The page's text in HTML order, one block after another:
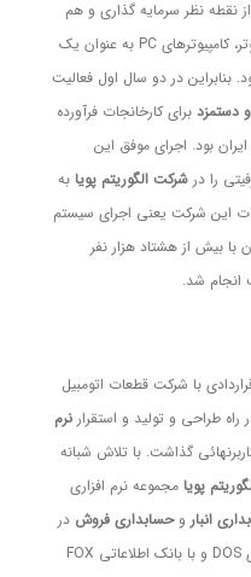
نقطه نظر سرمایه گذاری و هم
به جهت نبود نیروی انسانی آشنا به کامپیوتر، کامپیوترهای PC به عنوان یک
بنابراین در دو سال اول فعالیت
دستمزد برای کارخانجات فرآورده
بود. اجرای موفق این
را درشرکت الگوریتم پویا به
این شرکت یعنی اجرای سیستم
با بیش از هشتاد هزار نفر
شد.
با شرکت قطعات اتومبیل
راه طراحی و تولید و استقرارنرم
گذاشت. با تلاش شبانه
پویا مجموعه نرم افزاری
انبار وحسابداری فروش در
محل شرکت قطعات اتومبیل بر پایه فناوری DOS و با بانک اطلاعاتی FOX